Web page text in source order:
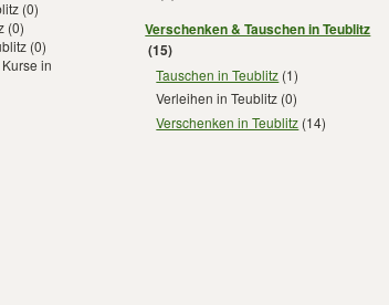
(0)
(0)
(0)
in
Verschenken & Tauschen in Teublitz
(15)
Tauschen in Teublitz (1)
Verleihen in Teublitz (0)
Verschenken in Teublitz (14)